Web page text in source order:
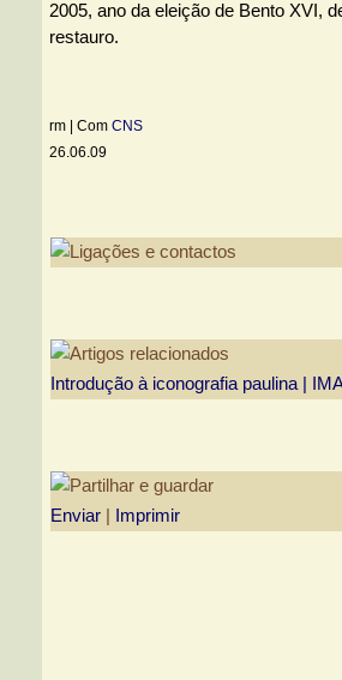
2005, ano da eleição de Bento XVI,
restauro.
rm | Com CNS
26.06.09
Introdução à iconografia paulina |
Enviar Imprimir